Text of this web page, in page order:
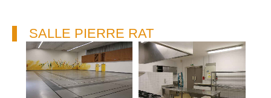
SALLE PIERRE RAT